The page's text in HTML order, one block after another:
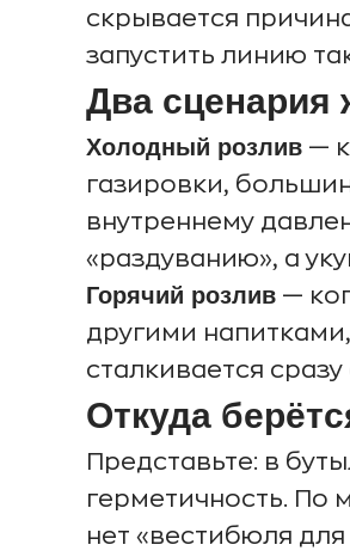
скрывается
запустить линию
Два сценария
Холодный розлив —
газировки,
внутреннему
«раздуванию», а
Горячий розлив —
другими
сталкивается
Откуда
Представьте: в
герметичность. По
нет «вестибюля